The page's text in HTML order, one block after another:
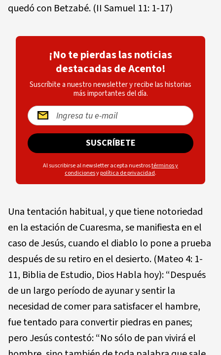
quedó con Betzabé. (II Samuel 11: 1-17)
¡No te pierdas las noticias
destacadas de Acento!
Suscríbite a nuestro newsletter y recibe las historias
más importantes del día.
SUSCRÍBETE
Al suscribirse al newsletter acepta nuestrostérminos y
condicionesypolítica de privacidad.
Una tentación habitual, y que tiene notoriedad
en la estación de Cuaresma, se manifiesta en el
caso de Jesús, cuando el diablo lo pone a prueba
después de su retiro en el desierto. (Mateo 4: 1-
11, Biblia de Estudio, Dios Habla hoy): “Después
de un largo período de ayunar y sentir la
necesidad de comer para satisfacer el hambre,
fue tentado para convertir piedras en panes;
pero Jesús contestó: “No sólo de pan vivirá el